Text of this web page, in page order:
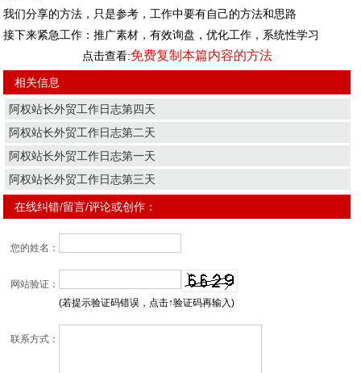
我们分享的方法，只是参考，工作中要有自己的方法和思路
接下来紧急工作：推广素材，有效询盘，优化工作，系统性学习
点击查看:免费复制本篇内容的方法
相关信息
阿权站长外贸工作日志第四天
阿权站长外贸工作日志第二天
阿权站长外贸工作日志第一天
阿权站长外贸工作日志第三天
在线纠错/留言/评论或创作：
您的姓名：
网站验证：
(若提示验证码错误，点击↑验证码再输入)
联系方式：